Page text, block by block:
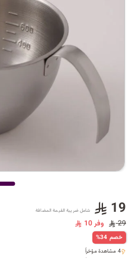
19 شامل ضريبة القيمة المضافة
29 وفر 10
%34 خصم
4 مشاهدة مؤخراً